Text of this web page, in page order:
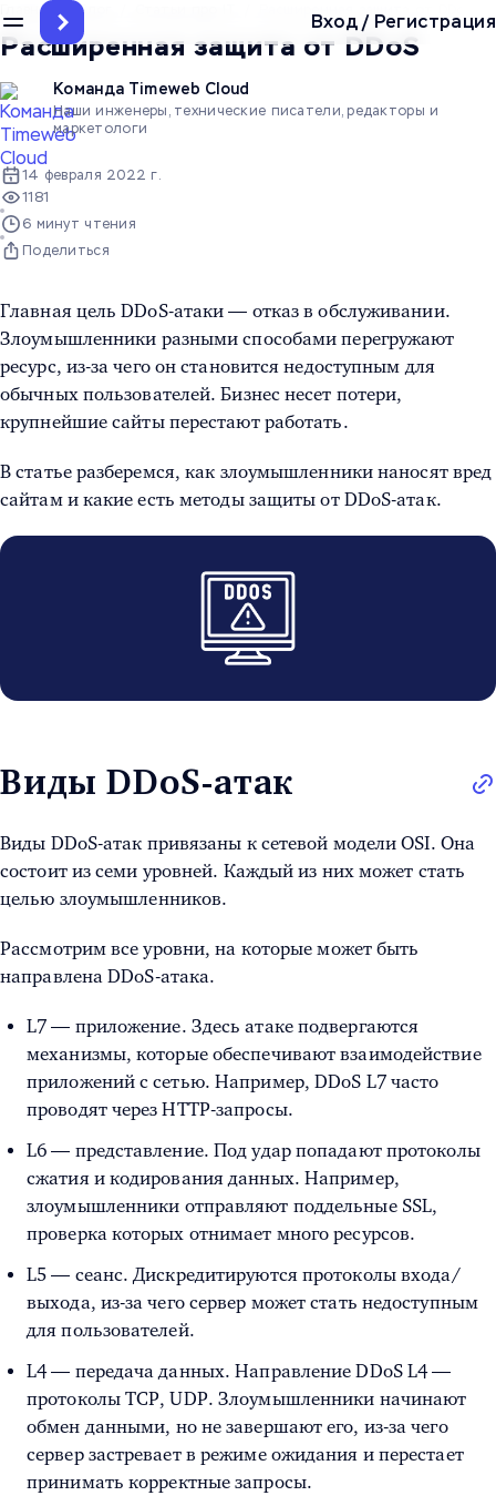
Вход/ Регистрация
Главная Блог
Расширенная защита от DDoS
Команда Timeweb Cloud
Наши инженеры, технические писатели, редакторы и
маркетологи
14 февраля 2022 г.
1181
6 минут чтения
Поделиться
Главная цель DDoS-атаки — отказ в обслуживании.
Злоумышленники разными способами перегружают
ресурс, из-за чего он становится недоступным для
обычных пользователей. Бизнес несет потери,
крупнейшие сайты перестают работать.
В статье разберемся, как злоумышленники наносят вред
сайтам и какие естьметоды защиты от DDoS-атак.
Виды DDoS-атак
Виды DDoS-атак привязаны к сетевой модели OSI. Она
состоит из семи уровней. Каждый из них может стать
целью злоумышленников.
Рассмотрим все уровни, на которые может быть
направленаDDoS-атака.
L7 — приложение. Здесь атаке подвергаются
механизмы, которые обеспечивают взаимодействие
приложений с сетью. Например,DDoS L7часто
проводят через HTTP-запросы.
L6 — представление. Под удар попадают протоколы
сжатия и кодирования данных. Например,
злоумышленники отправляют поддельные SSL,
проверка которых отнимает много ресурсов.
L5 — сеанс. Дискредитируются протоколы входа/
выхода, из-за чего сервер может стать недоступным
для пользователей.
L4 — передача данных. НаправлениеDDoS L4—
протоколы TCP, UDP. Злоумышленники начинают
обмен данными, но не завершают его, из-за чего
сервер застревает в режиме ожидания и перестает
принимать корректные запросы.